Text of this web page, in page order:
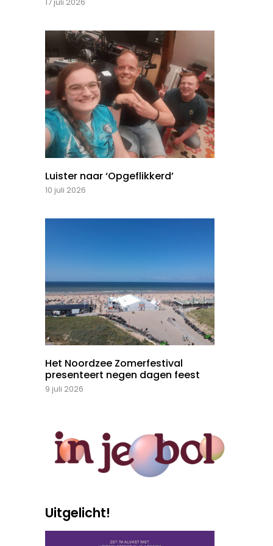
Luister naar ‘Opgeflikkerd’
10 juli 2026
Het Noordzee Zomerfestival
presenteert negen dagen feest
9 juli 2026
Uitgelicht!